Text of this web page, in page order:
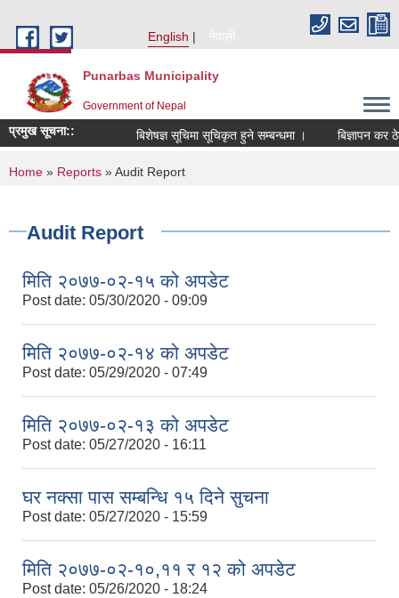
English
नेपाली
Punarbas Municipality
Government of Nepal
प्रमुख सूचना:: बिशेषज्ञ सूचिमा सूचिकृत हुने सम्बन्धमा । बिज्ञापन कर
You are here
Home » Reports » Audit Report
Audit Report
मिति २०७७-०२-१५ को अपडेट
Post date: 05/30/2020 - 09:09
मिति २०७७-०२-१४ को अपडेट
Post date: 05/29/2020 - 07:49
मिति २०७७-०२-१३ को अपडेट
Post date: 05/27/2020 - 16:11
घर नक्सा पास सम्बन्धि १५ दिने सुचना
Post date: 05/27/2020 - 15:59
मिति २०७७-०२-१०,११ र १२ को अपडेट
Post date: 05/26/2020 - 18:24